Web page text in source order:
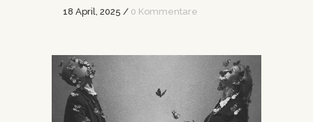
18 April, 2025 / 0 Kommentare